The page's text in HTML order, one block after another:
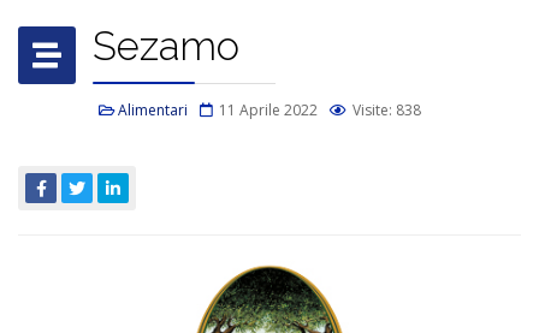
Sezamo
Alimentari 11 Aprile 2022 Visite: 838